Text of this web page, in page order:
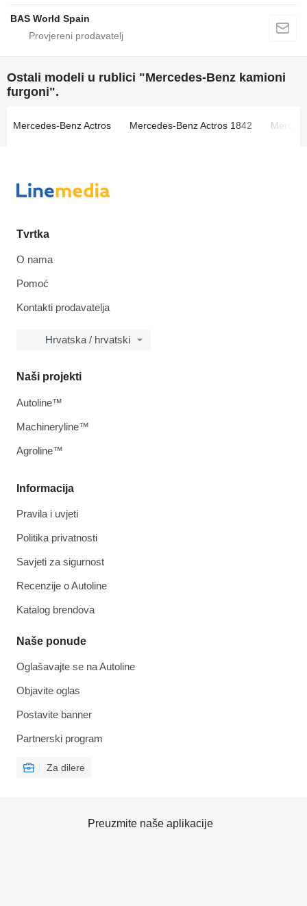
BAS World Spain
Ostali modeli u rublici "Mercedes-Benz kamioni
furgoni".
Mercedes-Benz Actros Mercedes-Benz Actros 1842
Tvrtka
O nama
Pomoć
Kontakti prodavatelja
Hrvatska / hrvatski
Informacija
Pravila i uvjeti
Politika privatnosti
Savjeti za sigurnost
Recenzije o Autoline
Katalog brendova
Naše ponude
Oglašavajte se na Autoline
Objavite oglas
Postavite banner
Partnerski program
Za dilere
Naši projekti
Autoline™
Machineryline™
Agroline™
Preuzmite naše aplikacije